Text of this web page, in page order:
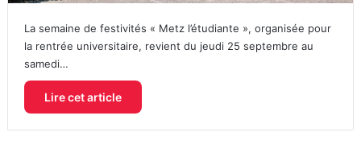
La semaine de festivités « Metz l’étudiante », organisée pour
la rentrée universitaire, revient du jeudi 25 septembre au
samedi…
Lire cet article